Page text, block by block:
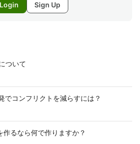
Login Sign Up
ついて
でコンフリクトを減らすには？
るなら何で作りますか？